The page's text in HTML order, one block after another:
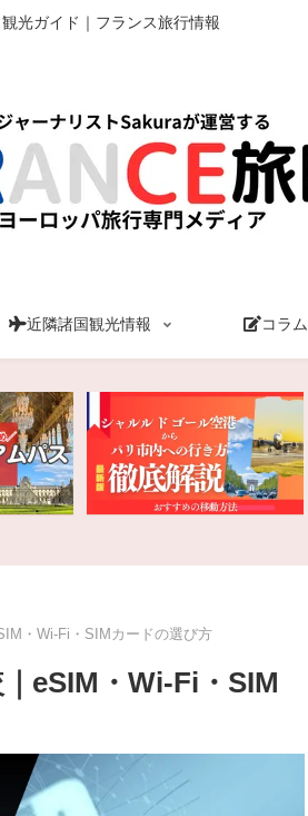
光ガイド｜フランス旅行情報
近隣諸国観光情報 コラム
・Wi-Fi・SIMカードの選び方
eSIM・Wi-Fi・SIM